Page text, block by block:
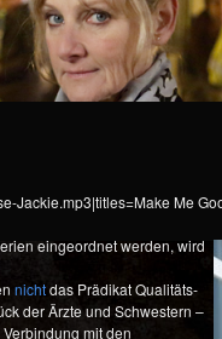
Jackie.mp3|titles=Make Me
eingeordnet werden, wird
nichtdas Prädikat Qualitäts-
der Ärzte und Schwestern –
mit den